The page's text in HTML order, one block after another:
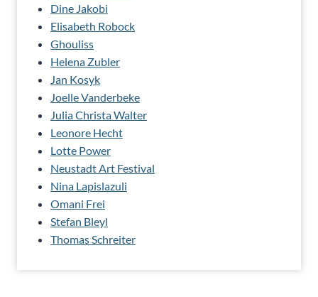
Dine Jakobi
Elisabeth Robock
Ghouliss
Helena Zubler
Jan Kosyk
Joelle Vanderbeke
Julia Christa Walter
Leonore Hecht
Lotte Power
Neustadt Art Festival
Nina Lapislazuli
Omani Frei
Stefan Bleyl
Thomas Schreiter